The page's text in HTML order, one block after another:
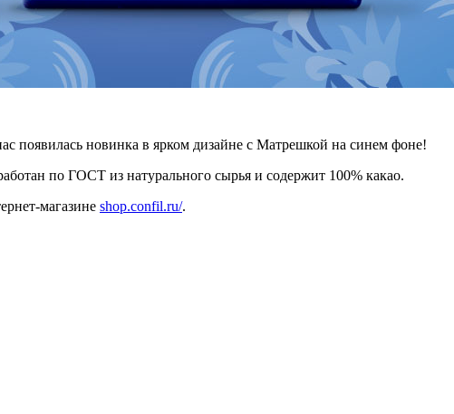
появилась новинка в ярком дизайне с Матрешкой на синем фоне!
по ГОСТ из натурального сырья и содержит 100% какао.
магазине shop.confil.ru/.